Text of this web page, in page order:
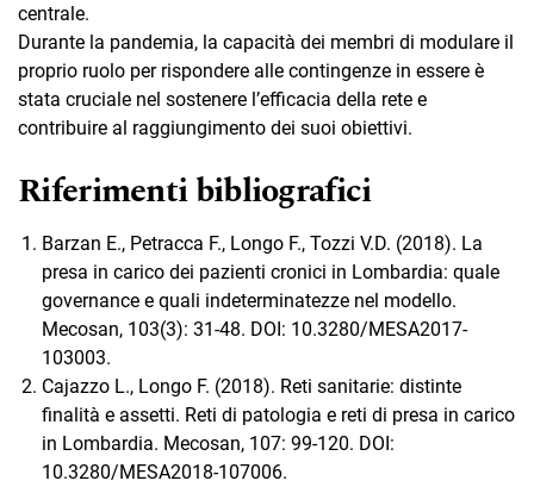
centrale.
Durante la pandemia, la capacità dei membri di modulare il
proprio ruolo per rispondere alle contingenze in essere è
stata cruciale nel sostenere l’efficacia della rete e
contribuire al raggiungimento dei suoi obiettivi.
Riferimenti bibliografici
Barzan E., Petracca F., Longo F., Tozzi V.D. (2018). La
presa in carico dei pazienti cronici in Lombardia: quale
governance e quali indeterminatezze nel modello.
Mecosan, 103(3): 31-48. DOI: 10.3280/MESA2017-
103003.
Cajazzo L., Longo F. (2018). Reti sanitarie: distinte
finalità e assetti. Reti di patologia e reti di presa in carico
in Lombardia. Mecosan, 107: 99-120. DOI:
10.3280/MESA2018-107006.